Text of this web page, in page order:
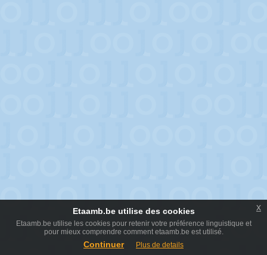
Etaamb.be utilise des cookies
Etaamb.be utilise les cookies pour retenir votre préférence linguistique et
pour mieux comprendre comment etaamb.be est utilisé.
Continuer Plus de details
x